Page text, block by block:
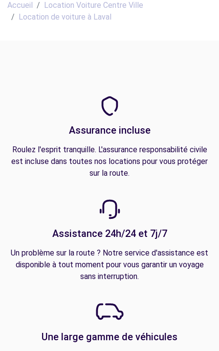
Accueil
Location Voiture Centre Ville
Location de voiture à Laval
Assurance incluse
Roulez l'esprit tranquille. L'assurance responsabilité civile
est incluse dans toutes nos locations pour vous protéger
sur la route.
Assistance 24h/24 et 7j/7
Un problème sur la route ? Notre service d'assistance est
disponible à tout moment pour vous garantir un voyage
sans interruption.
Une large gamme de véhicules